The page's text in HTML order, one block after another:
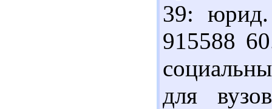
39: юрид.
915588
для